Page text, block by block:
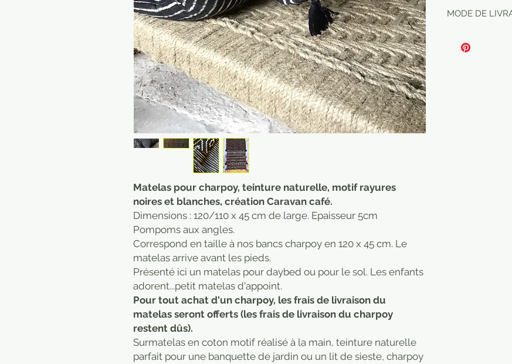
Matelas pour charpoy, teinture naturelle, motif rayures
noires et blanches, création Caravan café.
Dimensions : 120/110 x 45 cm de large. Epaisseur 5cm
Pompoms aux angles.
Correspond en taille à nos bancs charpoy en 120 x 45 cm. Le
matelas arrive avant les pieds.
Présenté ici un matelas pour daybed ou pour le sol. Les enfants
adorent...petit matelas d'appoint.
Pour tout achat d'un charpoy, les frais de livraison du
matelas seront offerts (les frais de livraison du charpoy
restent dûs).
Surmatelas en coton motif réalisé à la main, teinture naturelle
parfait pour une banquette de jardin ou un lit de sieste, charpoy
MODE DE